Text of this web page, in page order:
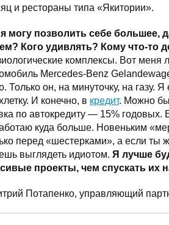
и рестораны типа «Якитории».
могу позволить себе большее,
Кого удивлять? Кому что-то
комплексы. Вот меня
Mercedes-Benz
Только он, на минуточку, на газу.
И конечно, в кредит. Можно
по автокредиту — 15% годовых.
куда больше. Новеньким
перед «шестерками», а если ты
выглядеть идиотом. Я лучше
проекты, чем спускать их
Потапенко, управляющий